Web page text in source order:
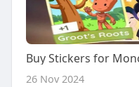
26 Nov 2024